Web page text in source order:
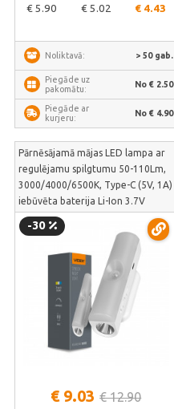
€ 5.90 € 5.02 € 4.43
Noliktavā: > 50 gab.
Piegāde uz
pakomātu:
No € 2.50
Piegāde ar
kurjeru:
No € 4.90
Pārnēsājamā mājas LED lampa ar
regulējamu spilgtumu 50-110Lm,
3000/4000/6500K, Type-C (5V, 1A)
iebūvēta baterija Li-Ion 3.7V
2000mAh, VIDEX VL-NL108W –
uzlādējams istabas rokas lukturis |
-30
€ 9.03 € 12.90